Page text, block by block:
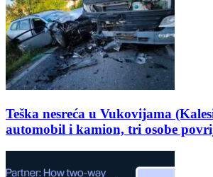
Teška nesreća u Vukovijama
automobil i kamion, tri osobe